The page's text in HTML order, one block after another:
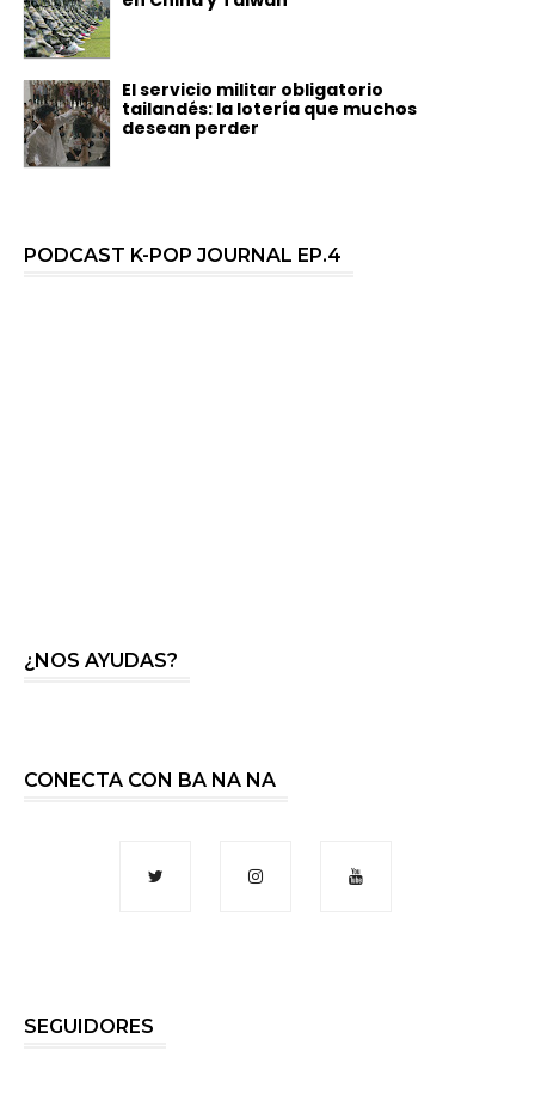
El servicio militar obligatorio
tailandés: la lotería que muchos
desean perder
PODCAST K-POP JOURNAL EP.4
¿NOS AYUDAS?
CONECTA CON BA NA NA
SEGUIDORES